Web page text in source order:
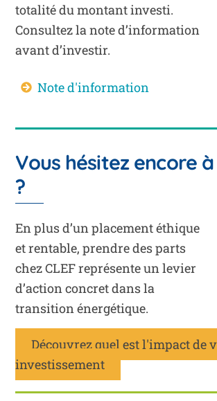
totalité du montant investi.
Consultez la note d’information
avant d’investir.
Note d'information
Vous hésitez encore
?
En plus d’un placement éthique
et rentable, prendre des parts
chez CLEF représente un levier
d’action concret dans la
transition énergétique.
Découvrez quel est l'impact de
investissement